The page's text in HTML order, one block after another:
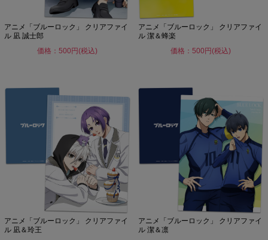
アニメ「ブルーロック」 クリアファイ
ル 凪 誠士郎
価格：500円(税込)
アニメ「ブルーロック」 クリアファイ
ル 潔＆蜂楽
価格：500円(税込)
アニメ「ブルーロック」 クリアファイ
ル 凪＆玲王
アニメ「ブルーロック」 クリアファイ
ル 潔＆凛